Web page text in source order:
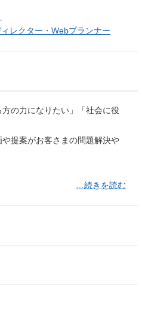
レクター・Webプランナー
の力になりたい」「社会に役
提案がお客さまの問題解決や
…続きを読む